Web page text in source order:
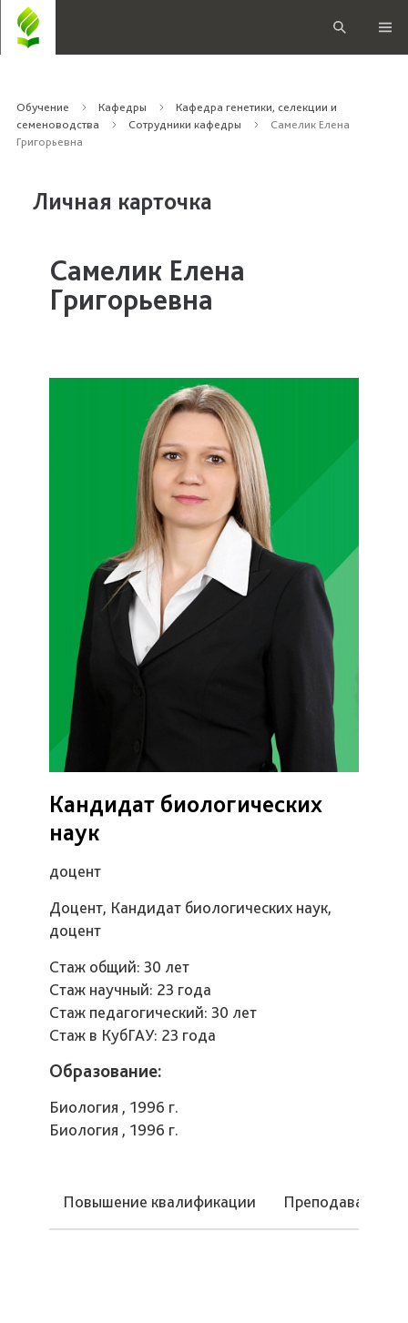
Обучение Кафедры
Кафедра генетики, селекции и
семеноводства
Сотрудники кафедры
Самелик Елена
Григорьевна
Личная карточка
Самелик Елена
Григорьевна
Кандидат биологических
наук
доцент
Доцент, Кандидат биологических наук,
доцент
Стаж общий: 30 лет
Стаж научный: 23 года
Стаж педагогический: 30 лет
Стаж в КубГАУ: 23 года
Образование:
Биология , 1996 г.
Биология , 1996 г.
Повышение квалификации Преподаваемые